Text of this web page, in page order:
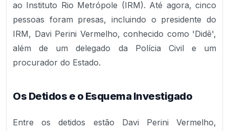
ao Instituto Rio Metrópole (IRM). Até agora, cinco
pessoas foram presas, incluindo o presidente do
IRM, Davi Perini Vermelho, conhecido como 'Didê',
além de um delegado da Polícia Civil e um
procurador do Estado.
Os Detidos e o Esquema Investigado
Entre os detidos estão Davi Perini Vermelho,